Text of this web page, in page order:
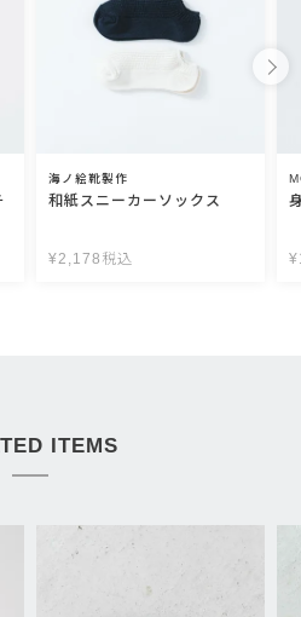
海ノ絵靴製作
和紙スニーカーソックス
¥2,178 税込 ¥
ITEMS